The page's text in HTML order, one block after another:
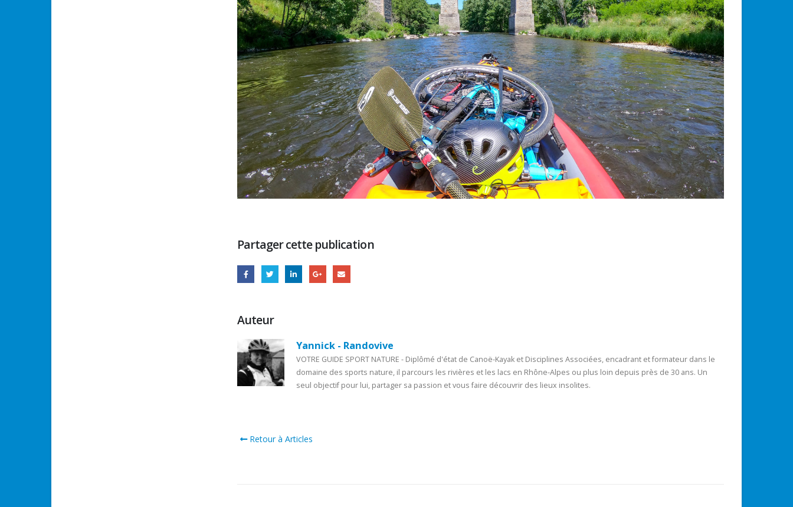
Partager cette publication
Auteur
Yannick - Randovive
VOTRE GUIDE SPORT NATURE - Diplômé d'état de Canoë-Kayak et Disciplines Associées, encadrant et formateur dans le
domaine des sports nature, il parcours les rivières et les lacs en Rhône-Alpes ou plus loin depuis près de 30 ans. Un
seul objectif pour lui, partager sa passion et vous faire découvrir des lieux insolites.
Retour à Articles